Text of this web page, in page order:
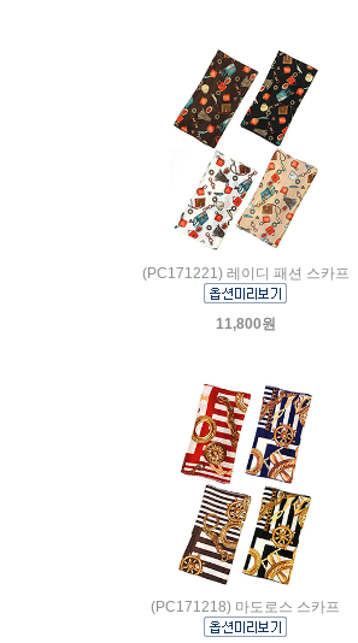
(PC171221) 레이디 패션 스카프
11,800원
(PC171218) 마도로스 스카프